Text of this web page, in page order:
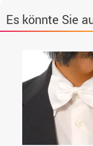
Es könnte Sie